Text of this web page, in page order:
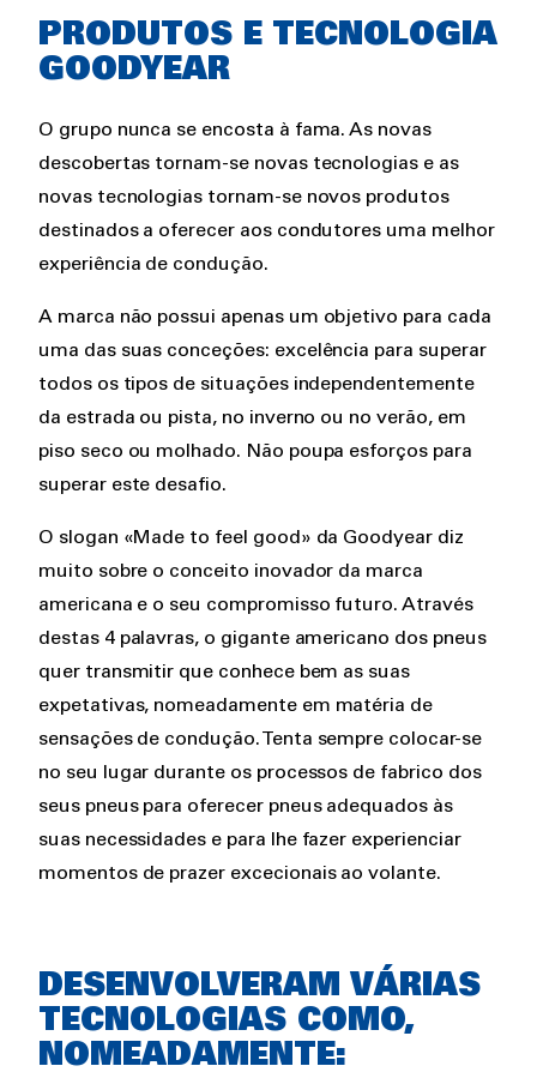
PRODUTOS E TECNOLOGIA
GOODYEAR
O grupo nunca se encosta à fama. As novas
descobertas tornam-se novas tecnologias e as
novas tecnologias tornam-se novos produtos
destinados a oferecer aos condutores uma melhor
experiência de condução.
A marca não possui apenas um objetivo para cada
uma das suas conceções: excelência para superar
todos os tipos de situações independentemente
da estrada ou pista, no inverno ou no verão, em
piso seco ou molhado. Não poupa esforços para
superar este desafio.
O slogan «Made to feel good» da Goodyear diz
muito sobre o conceito inovador da marca
americana e o seu compromisso futuro. Através
destas 4 palavras, o gigante americano dos pneus
quer transmitir que conhece bem as suas
expetativas, nomeadamente em matéria de
sensações de condução. Tenta sempre colocar-se
no seu lugar durante os processos de fabrico dos
seus pneus para oferecer pneus adequados às
suas necessidades e para lhe fazer experienciar
momentos de prazer excecionais ao volante.
DESENVOLVERAM VÁRIAS
TECNOLOGIAS COMO,
NOMEADAMENTE: